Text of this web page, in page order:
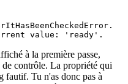
à la première passe,
contrôle. La propriété qui
fautif. Tu n'as donc pas à